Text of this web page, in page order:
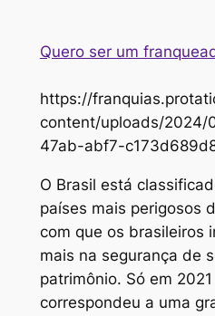
Quero ser um
https://
content/uploads/2024/
47ab-abf7-
O Brasil está
países mais perigosos
com que os brasileiros
mais na segurança de
patrimônio. Só em
correspondeu a uma